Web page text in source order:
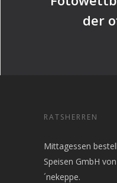
der
RATSHERREN
Mittagessen
Speisen GmbH
´nekeppe.